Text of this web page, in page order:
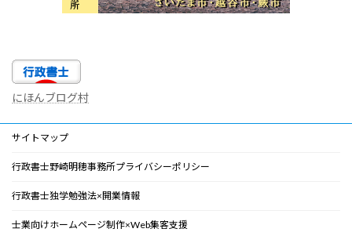
にほんブログ村
サイトマップ
行政書士野崎明穂事務所プライバシーポリシー
行政書士独学勉強法×開業情報
士業向けホームページ制作×Web集客支援